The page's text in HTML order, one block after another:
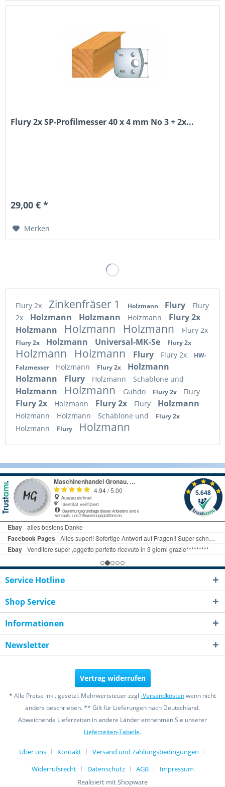
Flury 2x SP-Profilmesser 40 x 4 mm No 3 + 2x...
29,00 € *
Merken
Flury 2x Zinkenfräser 1 Holzmann Flury
Flury
2x
Holzmann Holzmann Holzmann
Flury 2x
Holzmann
Holzmann Holzmann Flury 2x
Flury 2x Holzmann Universal-MK-Se Flury 2x
Holzmann Holzmann Flury Flury 2x
HW-
Falzmesser
Holzmann Flury 2x
Holzmann
Holzmann
Flury Holzmann Schablone und
Holzmann Holzmann Guhdo Flury 2x Flury
Flury 2x Holzmann Flury 2x Flury Holzmann
Holzmann Holzmann Schablone und Flury 2x
Holzmann Flury Holzmann
Service Hotline
Shop Service
Informationen
Newsletter
Vertrag widerrufen
* Alle Preise inkl. gesetzl. Mehrwertsteuer zzgl -Versandkostenwenn nicht
anders beschrieben. ** Gilt für Lieferungen nach Deutschland.
Abweichende Lieferzeiten in andere Länder entnehmen Sie unserer
Lieferzeiten-Tabelle.
Über uns Kontakt
Versand und Zahlungsbedingungen
Widerrufsrecht
Datenschutz AGB
Impressum
Realisiert mit Shopware